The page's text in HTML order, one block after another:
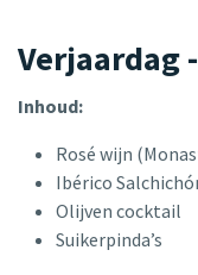
Verjaardag
Inhoud:
Rosé wijn
Ibérico
Olijven cocktail
Suikerpinda’s